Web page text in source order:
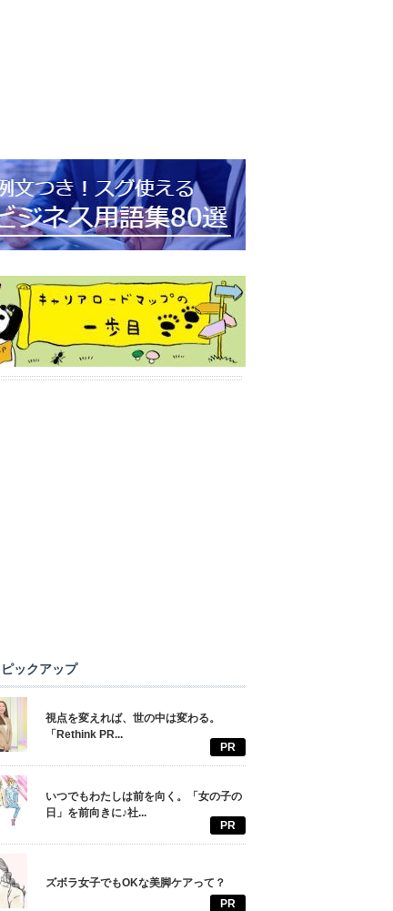
ピックアップ
視点を変えれば、世の中は変わる。
「Rethink PR...
PR
いつでもわたしは前を向く。「女の子の
日」を前向きに♪社...
PR
ズボラ女子でもOKな美脚ケアって？
PR